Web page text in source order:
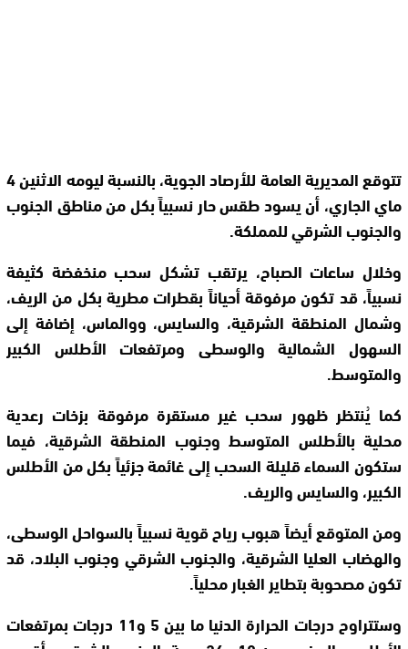
تتوقع المديرية العامة للأرصاد الجوية، بالنسبة ليومه الاثنين 4
ماي الجاري، أن يسود طقس حار نسبياً بكل من مناطق الجنوب
والجنوب الشرقي للمملكة.
وخلال ساعات الصباح، يرتقب تشكل سحب منخفضة كثيفة
نسبياً، قد تكون مرفوقة أحياناً بقطرات مطرية بكل من الريف،
وشمال المنطقة الشرقية، والسايس، ووالماس، إضافة إلى
السهول الشمالية والوسطى ومرتفعات الأطلس الكبير
والمتوسط.
كما يُنتظر ظهور سحب غير مستقرة مرفوقة بزخات رعدية
محلية بالأطلس المتوسط وجنوب المنطقة الشرقية، فيما
ستكون السماء قليلة السحب إلى غائمة جزئياً بكل من الأطلس
الكبير، والسايس والريف.
ومن المتوقع أيضاً هبوب رياح قوية نسبياً بالسواحل الوسطى،
والهضاب العليا الشرقية، والجنوب الشرقي وجنوب البلاد، قد
تكون مصحوبة بتطاير الغبار محلياً.
وستتراوح درجات الحرارة الدنيا ما بين 5 و11 درجات بمرتفعات